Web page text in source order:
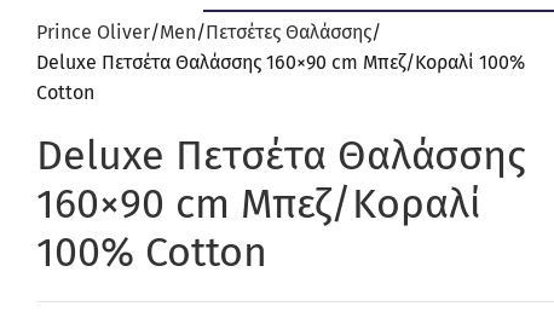
Prince Oliver Men Πετσέτες Θαλάσσης
Deluxe Πετσέτα Θαλάσσης 160×90 cm Μπεζ/Κοραλί 100%
Cotton
Deluxe Πετσέτα Θαλάσσης
160×90 cm Μπεζ/Κοραλί
100% Cotton